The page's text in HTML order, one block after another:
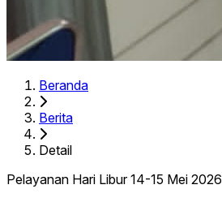
Beranda
Berita
Detail
Pelayanan Hari Libur 14-15 Mei 2026